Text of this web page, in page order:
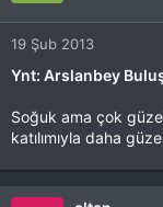
19 Şub 2013
Ynt: Arslanbey
Soğuk ama çok
katılımıyla daha